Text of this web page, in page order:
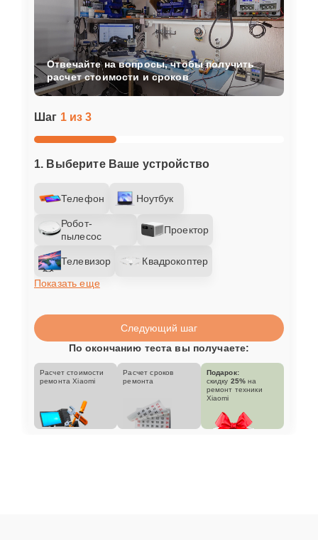
Шаг 1 из 3
1. Выберите Ваше устройство
Телефон Ноутбук
Робот-
пылесос
Проектор
Телевизор
Квадрокоптер
Показать еще
Отвечайте на вопросы, чтобы получить
расчет стоимости и сроков
Следующий шаг
По окончанию теста вы получаете:
Расчет стоимости
ремонта Xiaomi
Расчет сроков
ремонта
Подарок:
скидку 25% на
ремонт техники
Xiaomi